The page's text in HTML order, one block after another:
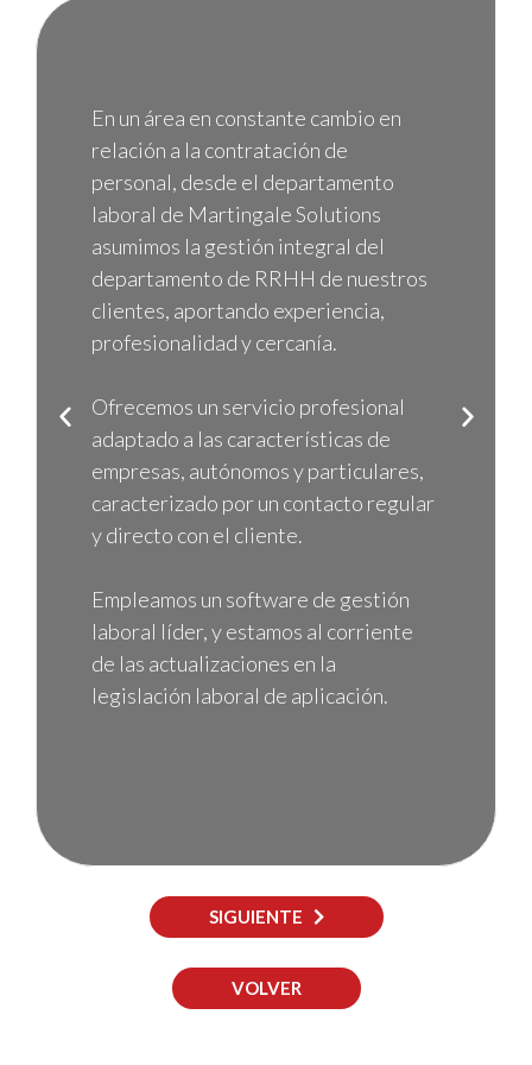
En un área en constante cambio en
relación a la contratación de
personal, desde el departamento
laboral de Martingale Solutions
asumimos la gestión integral del
departamento de RRHH de nuestros
clientes, aportando experiencia,
profesionalidad y cercanía.
Ofrecemos un servicio profesional
adaptado a las características de
empresas, autónomos y particulares,
caracterizado por un contacto regular
y directo con el cliente.
Empleamos un software de gestión
laboral líder, y estamos al corriente
de las actualizaciones en la
legislación laboral de aplicación.
Anterior
SIGUIENTE
VOLVER